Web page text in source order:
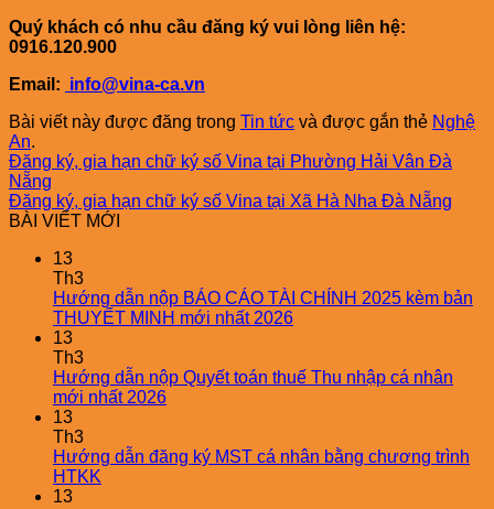
Quý khách có nhu cầu đăng ký vui lòng liên hệ:
0916.120.900
Email: info@vina-ca.vn
Bài viết này được đăng trong Tin tức và được gắn thẻ Nghệ
An.
Đăng ký, gia hạn chữ ký số Vina tại Phường Hải Vân Đà
Nẵng
Đăng ký, gia hạn chữ ký số Vina tại Xã Hà Nha Đà Nẵng
BÀI VIẾT MỚI
13
Th3
Hướng dẫn nộp BÁO CÁO TÀI CHÍNH 2025 kèm bản
THUYẾT MINH mới nhất 2026
13
Th3
Hướng dẫn nộp Quyết toán thuế Thu nhập cá nhân
mới nhất 2026
13
Th3
Hướng dẫn đăng ký MST cá nhân bằng chương trình
HTKK
13